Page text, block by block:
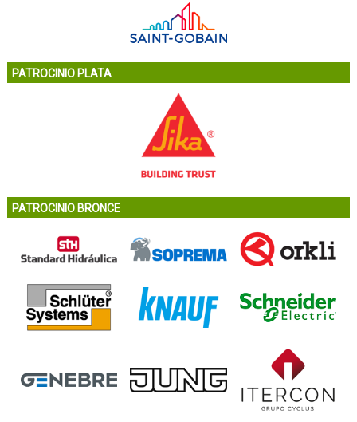
PATROCINIO PLATA
PATROCINIO BRONCE